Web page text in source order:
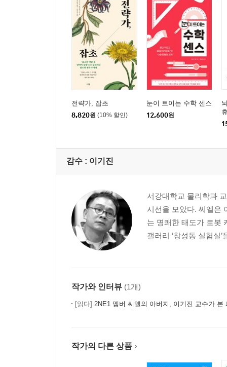
전략가, 잡초
8,820원 (10% 할인)
눈이 트이는 수학 센스
12,600원
감수 : 이기진
서강대학교 물리학과
시선을 모았다. 씨엘은
는 명쾌한 태도가 로봇
갤러리 ‘창성동 실험실
작가와 인터뷰 (1개)
[읽다] 2NE1 멤버 씨엘의 아버지, 이기진 교수가 본 파리 이야기
작가의 다른 상품